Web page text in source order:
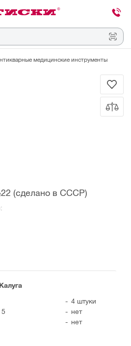
медицинские инструменты
(сделано в СССР)
- 4 штуки
- нет
- нет